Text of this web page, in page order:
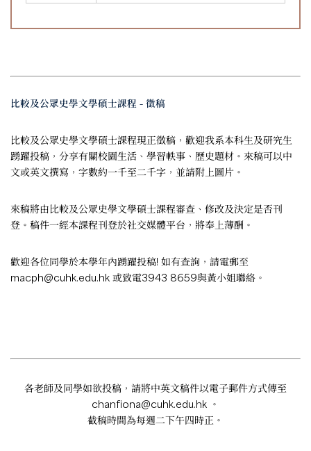
比較及公眾史學文學碩士課程 - 徵稿
比較及公眾史學文學碩士課程現正徵稿，歡迎我系本科生及研究生
踴躍投稿，分享有關校園生活、學習軼事、歷史題材。來稿可以中
文或英文撰寫，字數約一千至二千字，並請附上圖片。
來稿將由比較及公眾史學文學碩士課程審查、修改及決定是否刊
登。稿件一經本課程刊登於社交媒體平台，將奉上薄酬。
歡迎各位同學於本學年內踴躍投稿! 如有查詢，請電郵至
macph@cuhk.edu.hk 或致電3943 8659與黃小姐聯絡。
各老師及同學如欲投稿，請將中英文稿件以電子郵件方式傳至
chanfiona@cuhk.edu.hk 。
截稿時間為每週二下午四時正。